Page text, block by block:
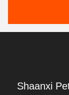
Shaanxi